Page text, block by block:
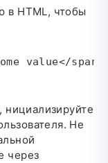
в HTML, чтобы
value</span>
Не
через